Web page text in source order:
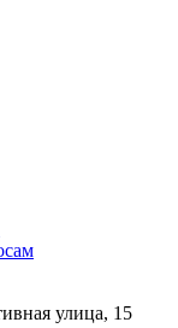
улица, 15